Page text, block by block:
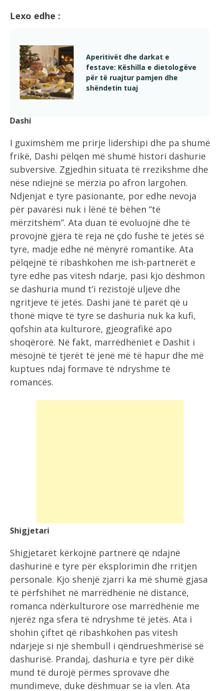
Lexo edhe :
Aperitivët dhe darkat e
festave: Këshilla e dietologëve
për të ruajtur pamjen dhe
shëndetin tuaj
Dashi
I guximshëm me prirje lidershipi dhe pa shumë
frikë, Dashi pëlqen më shumë histori dashurie
subversive. Zgjedhin situata të rrezikshme dhe
nëse ndiejnë se mërzia po afron largohen.
Ndjenjat e tyre pasionante, por edhe nevoja
për pavarësi nuk i lënë të bëhen “të
mërzitshëm”. Ata duan të evoluojnë dhe të
provojnë gjëra të reja në çdo fushë të jetës së
tyre, madje edhe në mënyrë romantike. Ata
pëlqejnë të ribashkohen me ish-partnerët e
tyre edhe pas vitesh ndarje, pasi kjo dëshmon
se dashuria mund t’i rezistojë uljeve dhe
ngritjeve të jetës. Dashi janë të parët që u
thonë miqve të tyre se dashuria nuk ka kufi,
qofshin ata kulturorë, gjeografikë apo
shoqërorë. Në fakt, marrëdhëniet e Dashit i
mësojnë të tjerët të jenë më të hapur dhe më
kuptues ndaj formave të ndryshme të
romancës.
Shigjetari
Shigjetarët kërkojnë partnerë që ndajnë
dashurinë e tyre për eksplorimin dhe rritjen
personale. Kjo shenjë zjarri ka më shumë gjasa
të përfshihet në marrëdhënie në distancë,
romanca ndërkulturore ose marrëdhënie me
njerëz nga sfera të ndryshme të jetës. Ata i
shohin çiftet që ribashkohen pas vitesh
ndarjeje si një shembull i qëndrueshmërisë së
dashurisë. Prandaj, dashuria e tyre për dikë
mund të durojë përmes sprovave dhe
mundimeve, duke dëshmuar se ia vlen. Ata